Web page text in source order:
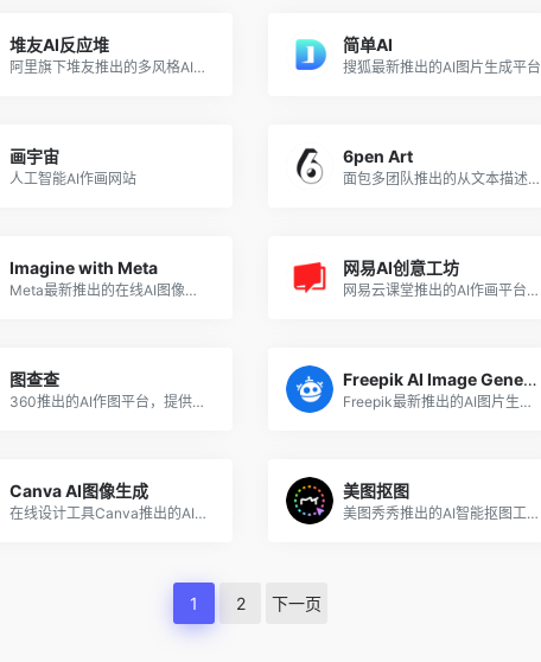
堆友AI反应堆
阿里旗下堆友推出的多风格AI绘画生成器
简单AI
搜狐最新推出的AI图片生成平台
画宇宙
人工智能AI作画网站
6pen Art
面包多团队推出的从文本描述生成绘画艺术作品
Imagine with Meta
Meta最新推出的在线AI图像生成器
网易AI创意工坊
网易云课堂推出的AI作画平台，在线使用Stable Diffusion出图
图查查
360推出的AI作图平台，提供智能抠图、智能消除、智能放大、智能配图等功能
Freepik AI Image Generator
Freepik最新推出的AI图片生成工具
Canva AI图像生成
在线设计工具Canva推出的AI图像生成工具
美图抠图
美图秀秀推出的AI智能抠图工具，一键移除背景
1 2 下一页